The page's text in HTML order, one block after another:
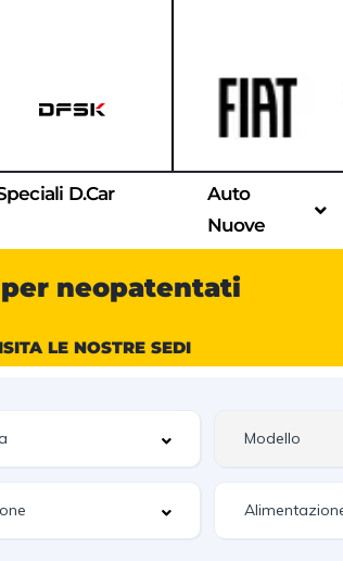
D.Car
Auto
Nuove
neopatentati
LE NOSTRE SEDI